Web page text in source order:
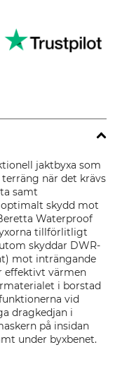
jaktbyxa som
när det krävs
samt
skydd mot
Waterproof
tillförlitligt
skyddar DWR-
mot inträngande
effektivt värmen
i borstad
vid
dragkedjan i
på insidan
under byxbenet.